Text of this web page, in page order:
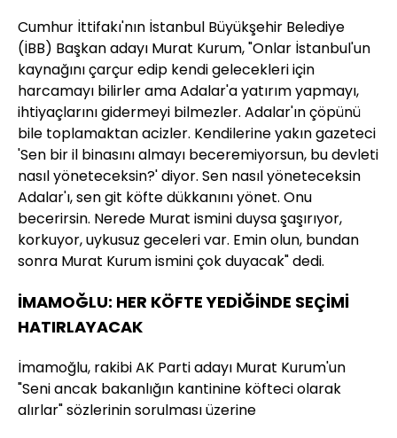
Cumhur İttifakı'nın İstanbul Büyükşehir Belediye
(İBB) Başkan adayı Murat Kurum, "Onlar İstanbul'un
kaynağını çarçur edip kendi gelecekleri için
harcamayı bilirler ama Adalar'a yatırım yapmayı,
ihtiyaçlarını gidermeyi bilmezler. Adalar'ın çöpünü
bile toplamaktan acizler. Kendilerine yakın gazeteci
'Sen bir il binasını almayı beceremiyorsun, bu devleti
nasıl yöneteceksin?' diyor. Sen nasıl yöneteceksin
Adalar'ı, sen git köfte dükkanını yönet. Onu
becerirsin. Nerede Murat ismini duysa şaşırıyor,
korkuyor, uykusuz geceleri var. Emin olun, bundan
sonra Murat Kurum ismini çok duyacak" dedi.
İMAMOĞLU: HER KÖFTE YEDİĞİNDE SEÇİMİ
HATIRLAYACAK
İmamoğlu, rakibi AK Parti adayı Murat Kurum'un
"Seni ancak bakanlığın kantinine köfteci olarak
alırlar" sözlerinin sorulması üzerine